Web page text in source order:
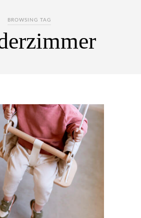
BROWSING TAG